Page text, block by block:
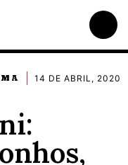
14 DE ABRIL, 2020